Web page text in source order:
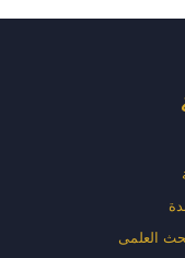
العلمى